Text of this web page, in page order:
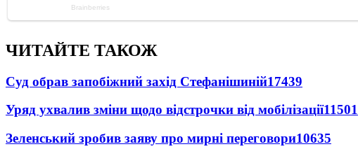
ЧИТАЙТЕ ТАКОЖ
Суд обрав запобіжний захід Стефанішиній17439
Уряд ухвалив зміни щодо відстрочки від мобілізації11501
Зеленський зробив заяву про мирні переговори10635